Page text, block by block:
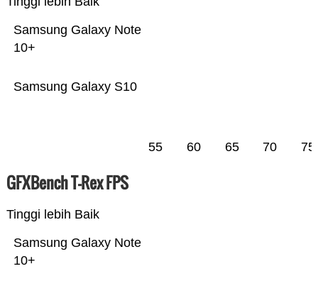
Samsung Galaxy S10
Samsung Galaxy Note
10+
55 60 65 70 75
GFXBench T-Rex FPS
Tinggi lebih Baik
Samsung Galaxy Note
10+